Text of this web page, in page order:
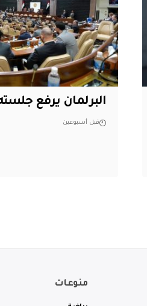
البرلمان يرفع
قبل أسبوعين
منوعات